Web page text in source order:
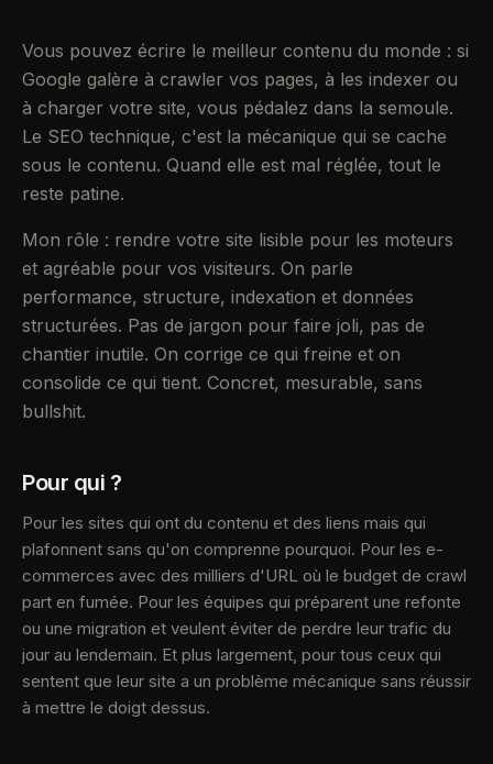
Vous pouvez écrire le meilleur contenu du monde : si
Google galère à crawler vos pages, à les indexer ou
à charger votre site, vous pédalez dans la semoule.
Le SEO technique, c'est la mécanique qui se cache
sous le contenu. Quand elle est mal réglée, tout le
reste patine.
Mon rôle : rendre votre site lisible pour les moteurs
et agréable pour vos visiteurs. On parle
performance, structure, indexation et données
structurées. Pas de jargon pour faire joli, pas de
chantier inutile. On corrige ce qui freine et on
consolide ce qui tient. Concret, mesurable, sans
bullshit.
Pour qui ?
Pour les sites qui ont du contenu et des liens mais qui
plafonnent sans qu'on comprenne pourquoi. Pour les e-
commerces avec des milliers d'URL où le budget de crawl
part en fumée. Pour les équipes qui préparent une refonte
ou une migration et veulent éviter de perdre leur trafic du
jour au lendemain. Et plus largement, pour tous ceux qui
sentent que leur site a un problème mécanique sans réussir
à mettre le doigt dessus.